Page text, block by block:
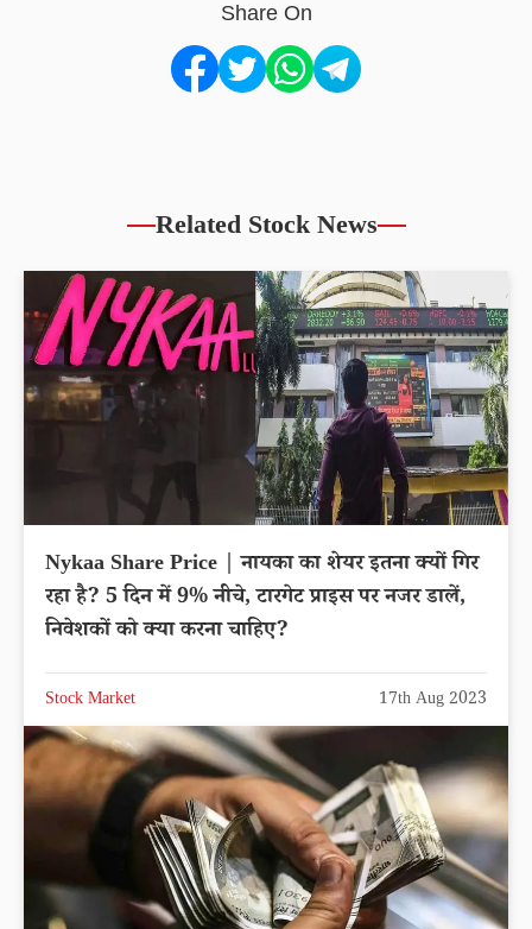
Share On
Related Stock News
Nykaa Share Price | नायका का शेयर इतना क्यों गिर
रहा है? 5 दिन में 9% नीचे, टारगेट प्राइस पर नजर डालें,
निवेशकों को क्या करना चाहिए?
Stock Market 17th Aug 2023